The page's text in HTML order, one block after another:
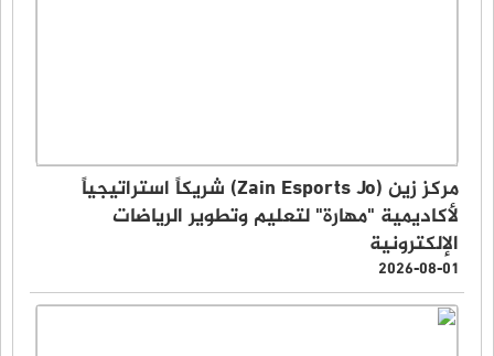
مركز زين (Zain Esports Jo) شريكاً استراتيجياً
لأكاديمية "مهارة" لتعليم وتطوير الرياضات
الإلكترونية
2026-08-01